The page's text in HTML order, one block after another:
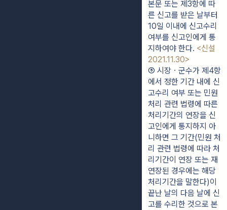
본문 또는 제3항에 따
른 신고를 받은 날부터
10일 이내에 신고수리
여부를 신고인에게 통
지하여야 한다. <신설
2021.11.30>
⑤ 시장ㆍ군수가 제4항
에서 정한 기간 내에 신
고수리 여부 또는 민원
처리 관련 법령에 따른
처리기간의 연장을 신
고인에게 통지하지 아
니하면 그 기간(민원 처
리 관련 법령에 따라 처
리기간이 연장 또는 재
연장된 경우에는 해당
처리기간을 말한다)이
끝난 날의 다음 날에 신
고를 수리한 것으로 본